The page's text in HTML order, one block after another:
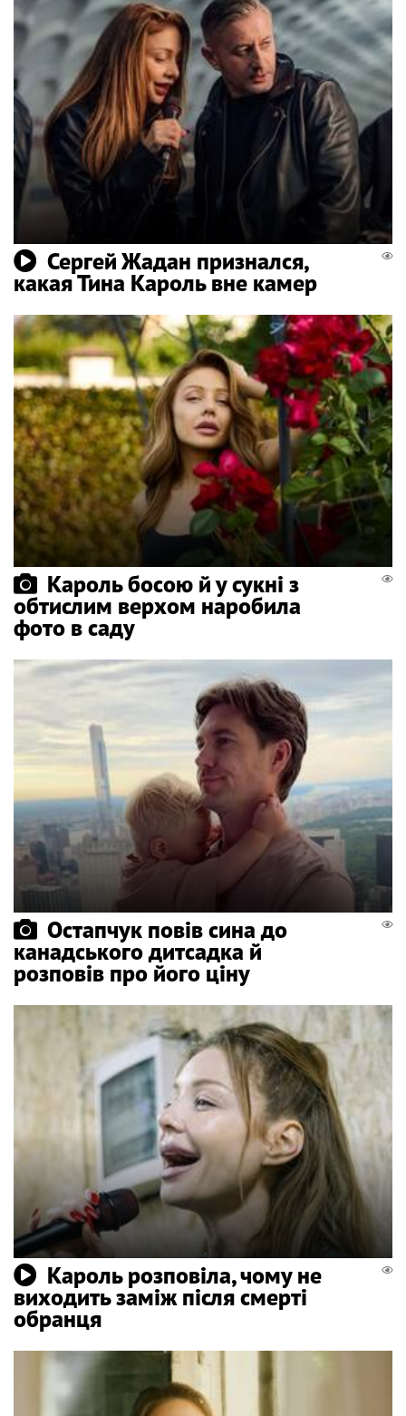
Сергей Жадан признался,
какая Тина Кароль вне камер
Кароль босою й у сукні з
обтислим верхом наробила
фото в саду
Остапчук повів сина до
канадського дитсадка й
розповів про його ціну
Кароль розповіла, чому не
виходить заміж після смерті
обранця